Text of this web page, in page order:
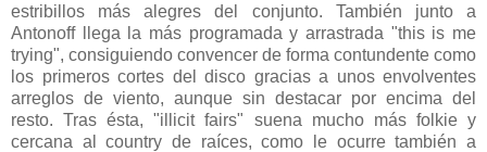
estribillos más alegres del conjunto. También junto a
Antonoff llega la más programada y arrastrada "this is me
trying", consiguiendo convencer de forma contundente como
los primeros cortes del disco gracias a unos envolventes
arreglos de viento, aunque sin destacar por encima del
resto. Tras ésta, "illicit fairs" suena mucho más folkie y
cercana al country de raíces, como le ocurre también a